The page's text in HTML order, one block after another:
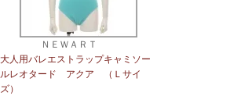
ＮＥＷＡＲＴ
大人用バレエストラップキャミソー
ルレオタード アクア （Ｌサイ
ズ）